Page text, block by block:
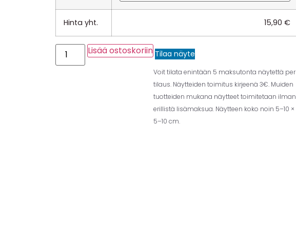
Hinta yht. 15,90 €
Lisää ostoskoriin Tilaa näyte
Voit tilata enintään 5 maksutonta näytettä per
tilaus. Näytteiden toimitus kirjeenä 3€. Muiden
tuotteiden mukana näytteet toimitetaan ilman
erillistä lisämaksua. Näytteen koko noin 5–10 ×
5–10 cm.